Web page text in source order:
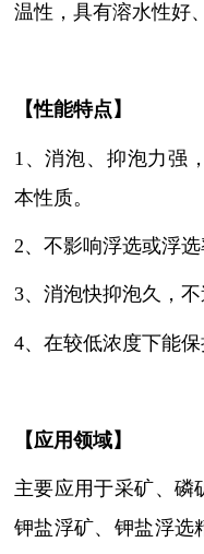
温性，具有溶水性好
【性能特点】
1、消泡、抑泡力强
本性质。
2、不影响浮选或浮
3、消泡快抑泡久，不
4、 在较低浓度下能
【应用领域】
主要应用于采矿、磷
钾盐浮矿、钾盐浮选